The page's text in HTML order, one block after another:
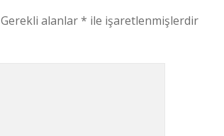
Gerekli alanlar* ile işaretlenmişlerdir